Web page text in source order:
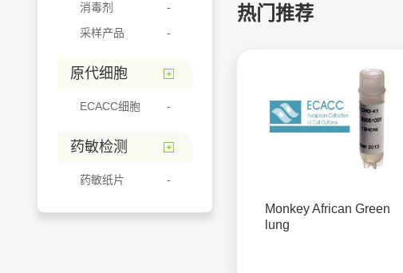
消毒剂
采样产品
原代细胞
ECACC细胞
药敏检测
药敏纸片
热门推荐
Monkey African Green
lung